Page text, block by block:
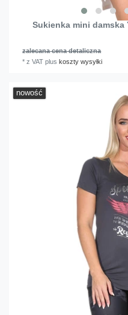
Sukienka mini damska
zalecana cena detaliczna
*z VAT pluskoszty wysyłki
nowość